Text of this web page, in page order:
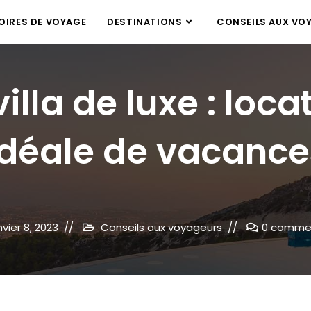
DE VOYAGE DESTINATIONS CONSEILS AUX
de luxe :
de
8, 2023 Conseils aux voyageurs 0